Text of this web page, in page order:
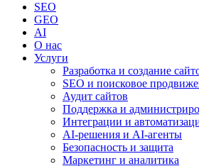
SEO
GEO
AI
О нас
Услуги
Разработка и создание
SEO и поисковое
Аудит сайтов
Поддержка и
Интеграции и
AI-решения и AI-агенты
Безопасность и защита
Маркетинг и аналитика